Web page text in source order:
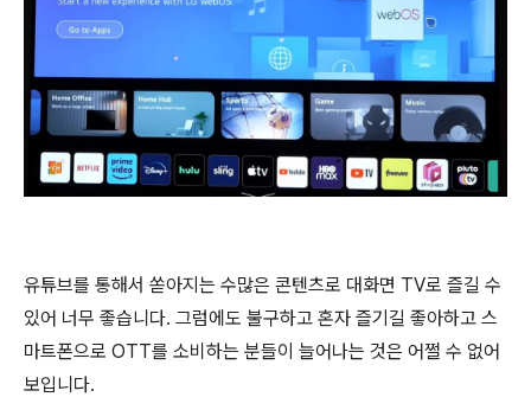
유튜브를 통해서 쏟아지는 수많은 콘텐츠로 대화면 TV로 즐길 수
있어 너무 좋습니다. 그럼에도 불구하고 혼자 즐기길 좋아하고 스
마트폰으로 OTT를 소비하는 분들이 늘어나는 것은 어쩔 수 없어
보입니다.